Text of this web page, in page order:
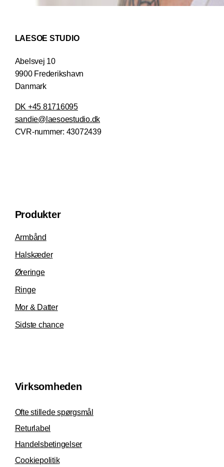
LAESOE STUDIO
Abelsvej 10
9900 Frederikshavn
Danmark
DK +45 81716095
sandie@laesoestudio.dk
CVR-nummer: 43072439
Produkter
Armbånd
Halskæder
Øreringe
Ringe
Mor & Datter
Sidste chance
Virksomheden
Ofte stillede spørgsmål
Returlabel
Handelsbetingelser
Cookiepolitik